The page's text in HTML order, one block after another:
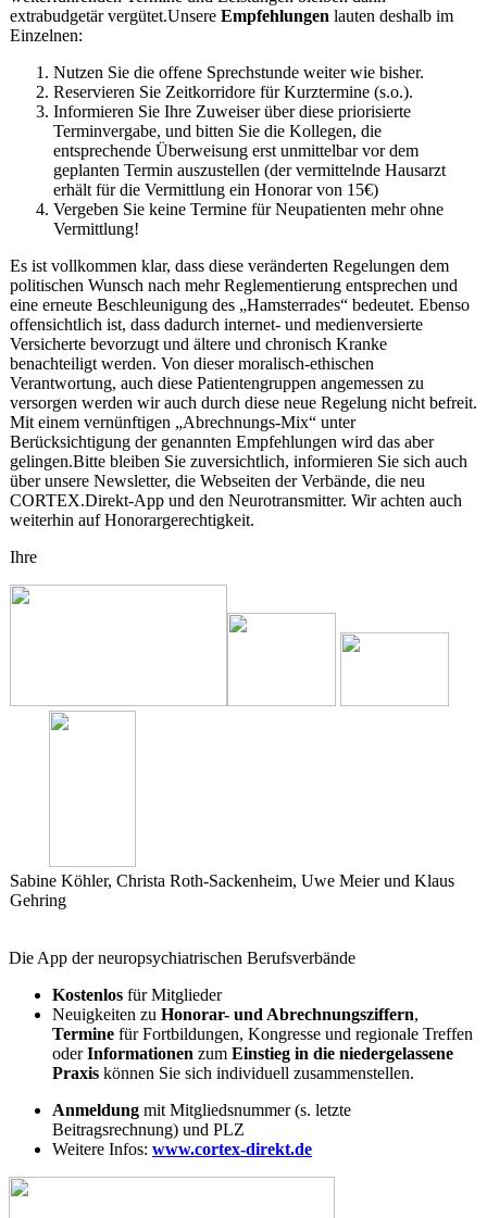
extrabudgetär vergütet.Unsere Empfehlungen lauten deshalb im
Einzelnen:
Nutzen Sie die offene Sprechstunde weiter wie bisher.
Reservieren Sie Zeitkorridore für Kurztermine (s.o.).
Informieren Sie Ihre Zuweiser über diese priorisierte
Terminvergabe, und bitten Sie die Kollegen, die
entsprechende Überweisung erst unmittelbar vor dem
geplanten Termin auszustellen (der vermittelnde Hausarzt
erhält für die Vermittlung ein Honorar von 15€)
Vergeben Sie keine Termine für Neupatienten mehr ohne
Vermittlung!
Es ist vollkommen klar, dass diese veränderten Regelungen dem
politischen Wunsch nach mehr Reglementierung entsprechen und
eine erneute Beschleunigung des „Hamsterrades“ bedeutet. Ebenso
offensichtlich ist, dass dadurch internet- und medienversierte
Versicherte bevorzugt und ältere und chronisch Kranke
benachteiligt werden. Von dieser moralisch-ethischen
Verantwortung, auch diese Patientengruppen angemessen zu
versorgen werden wir auch durch diese neue Regelung nicht befreit.
Mit einem vernünftigen „Abrechnungs-Mix“ unter
Berücksichtigung der genannten Empfehlungen wird das aber
gelingen.Bitte bleiben Sie zuversichtlich, informieren Sie sich auch
über unsere Newsletter, die Webseiten der Verbände, die neu
CORTEX.Direkt-App und den Neurotransmitter. Wir achten auch
weiterhin auf Honorargerechtigkeit.
Ihre
Sabine Köhler, Christa Roth-Sackenheim, Uwe Meier und Klaus
Gehring
Die App der neuropsychiatrischen Berufsverbände
Kostenlos für Mitglieder
Neuigkeiten zu Honorar- und Abrechnungsziffern,
Termine für Fortbildungen, Kongresse und regionale Treffen
oderInformationen zum Einstieg in die niedergelassene
Praxis können Sie sich individuell zusammenstellen.
Anmeldung mit Mitgliedsnummer (s. letzte
Beitragsrechnung) und PLZ
Weitere Infos: www.cortex-direkt.de